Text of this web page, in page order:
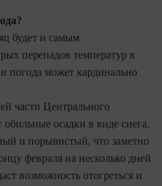
будет и самым
перепадов температур в
погода может кардинально
части Центрального
обильные осадки в виде снега.
и порывистый, что заметно
февраля на несколько дней
возможность отогреться и